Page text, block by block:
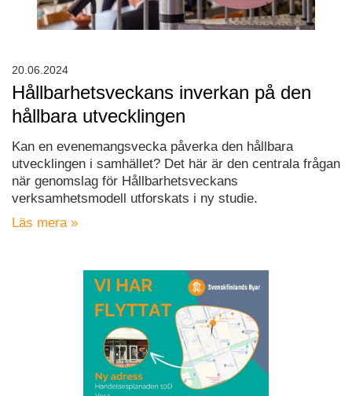
Hållbarhetsveckans inverkan på den
hållbara utvecklingen
Kan en evenemangsvecka påverka den hållbara
utvecklingen i samhället? Det här är den centrala frågan
när genomslag för Hållbarhetsveckans
verksamhetsmodell utforskats i ny studie.
Läs mera »
20.06.2024